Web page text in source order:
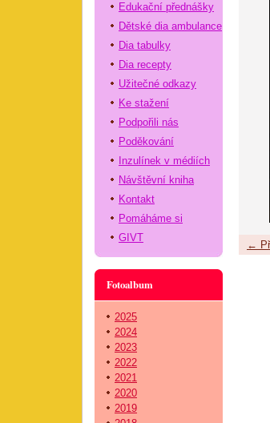
←
Edukační přednášky
Dětské dia ambulance
Dia tabulky
Dia recepty
Užitečné odkazy
Ke stažení
Podpořili nás
Poděkování
Inzulínek v médiích
Návštěvní kniha
Kontakt
Pomáháme si
GIVT
Fotoalbum
2025
2024
2023
2022
2021
2020
2019